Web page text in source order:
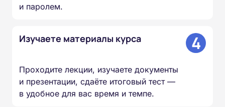
и паролем.
Изучаете материалы курса 4
Проходите лекции, изучаете документы
и презентации, сдаёте итоговый тест —
в удобное для вас время и темпе.